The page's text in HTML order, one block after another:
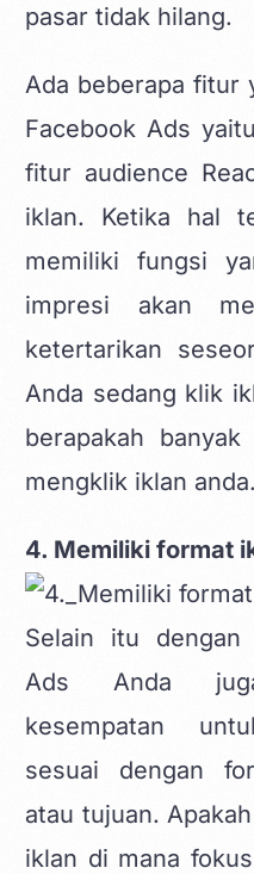
pasar tidak hilang.
Ada beberapa fitur
Facebook Ads
fitur audience
iklan. Ketika hal
memiliki fungsi
impresi akan
ketertarikan
Anda sedang klik
berapakah
mengklik iklan anda.
4. Memiliki format
Selain itu dengan
Ads Anda
kesempatan
sesuai dengan
atau tujuan.
iklan di mana